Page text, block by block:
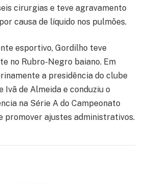
cirurgias e teve agravamento
causa de líquido nos pulmões.
esportivo, Gordilho teve
no Rubro-Negro baiano. Em
a presidência do clube
Ivã de Almeida e conduziu o
na Série A do Campeonato
promover ajustes administrativos.